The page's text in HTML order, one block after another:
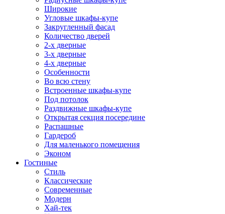
Широкие
Угловые шкафы-купе
Закругленный фасад
Количество дверей
2-х дверные
3-х дверные
4-х дверные
Особенности
Во всю стену
Встроенные шкафы-купе
Под потолок
Раздвижные шкафы-купе
Открытая секция посередине
Распашные
Гардероб
Для маленького помещения
Эконом
Гостиные
Стиль
Классические
Современные
Модерн
Хай-тек